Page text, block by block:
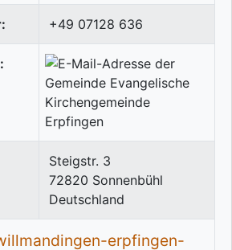
+49 07128 636
Steigstr. 3
72820 Sonnenbühl
Deutschland
erpfingen-